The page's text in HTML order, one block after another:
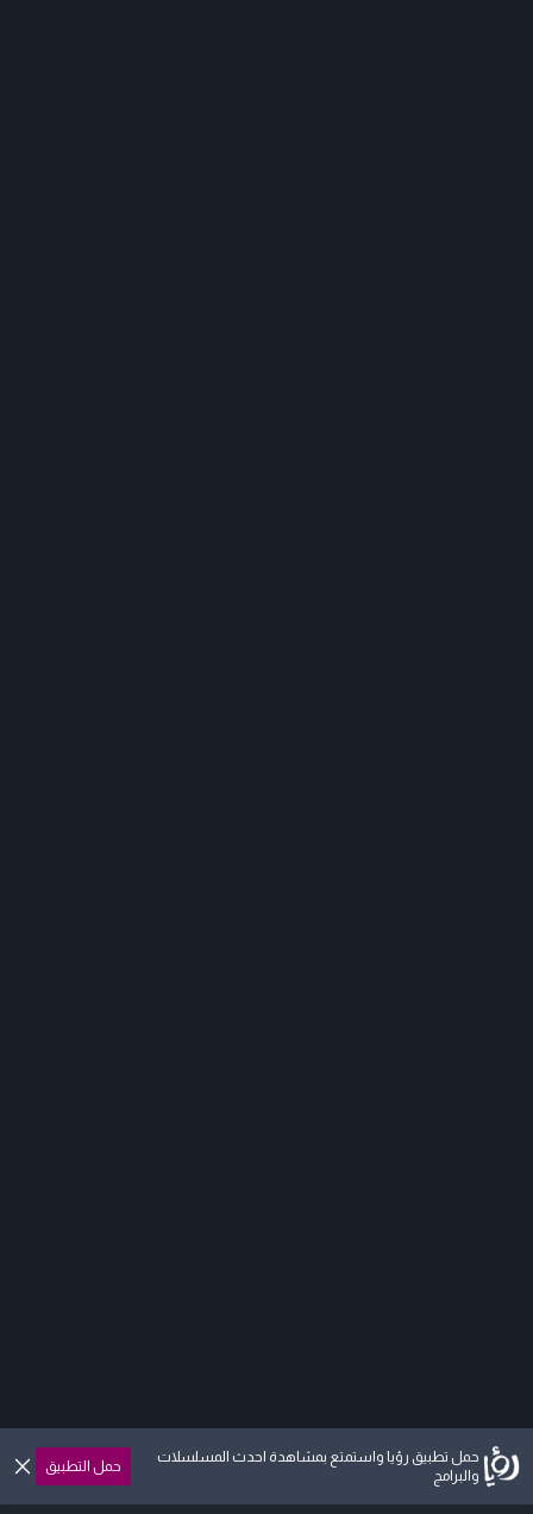
حمل تطبيق رؤيا واستمتع بمشاهدة احدث المسلسلات
والبرامج
حمل التطبيق